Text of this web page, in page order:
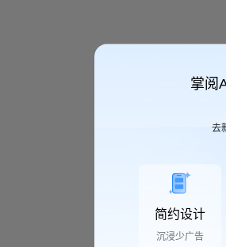
掌阅
去
简约设计
沉浸少广告